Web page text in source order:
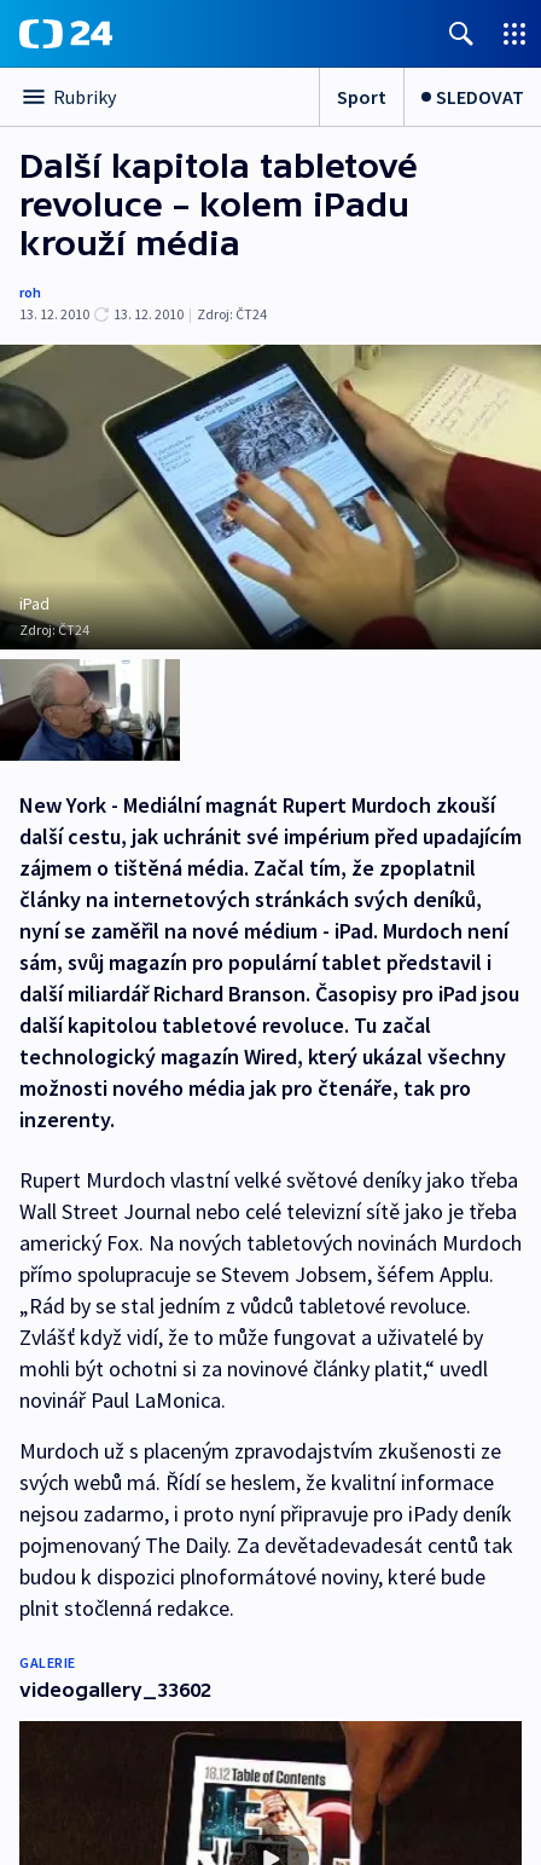
Rubriky Sport SLEDOVAT
Další kapitola tabletové
revoluce – kolem iPadu
krouží média
roh
13. 12. 2010
13. 12. 2010 | Zdroj: ČT24
iPad
Zdroj:ČT24
New York - Mediální magnát Rupert Murdoch zkouší
další cestu, jak uchránit své impérium před upadajícím
zájmem o tištěná média. Začal tím, že zpoplatnil
články na internetových stránkách svých deníků,
nyní se zaměřil na nové médium - iPad. Murdoch není
sám, svůj magazín pro populární tablet představil i
další miliardář Richard Branson. Časopisy pro iPad jsou
další kapitolou tabletové revoluce. Tu začal
technologický magazín Wired, který ukázal všechny
možnosti nového média jak pro čtenáře, tak pro
inzerenty.
Rupert Murdoch vlastní velké světové deníky jako třeba
Wall Street Journal nebo celé televizní sítě jako je třeba
americký Fox. Na nových tabletových novinách Murdoch
přímo spolupracuje se Stevem Jobsem, šéfem Applu.
„Rád by se stal jedním z vůdců tabletové revoluce.
Zvlášť když vidí, že to může fungovat a uživatelé by
mohli být ochotni si za novinové články platit,“ uvedl
novinář Paul LaMonica.
Murdoch už s placeným zpravodajstvím zkušenosti ze
svých webů má. Řídí se heslem, že kvalitní informace
nejsou zadarmo, i proto nyní připravuje pro iPady deník
pojmenovaný The Daily. Za devětadevadesát centů tak
budou k dispozici plnoformátové noviny, které bude
plnit stočlenná redakce.
GALERIE
videogallery_33602